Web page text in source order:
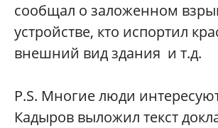
сообщал о заложенном
устройстве, кто испортил
внешний вид здания и т.д.
P.S. Многие люди
Кадыров выложил текст